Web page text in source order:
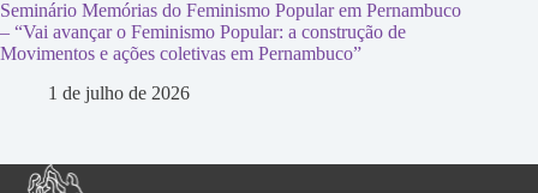
Seminário Memórias do Feminismo Popular em Pernambuco
– “Vai avançar o Feminismo Popular: a construção de
Movimentos e ações coletivas em Pernambuco”
1 de julho de 2026